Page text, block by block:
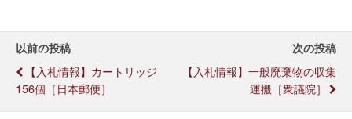
以前の投稿
【入札情報】カートリッジ
156個［日本郵便］
次の投稿
【入札情報】一般廃棄物の収集
運搬［衆議院］